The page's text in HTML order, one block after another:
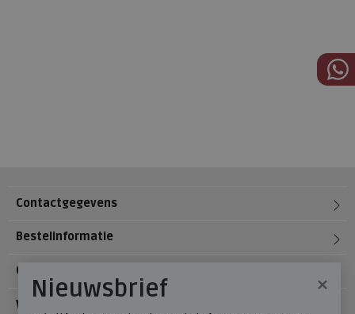
Contactgegevens
Bestelinformatie
Over Meijerink Schoenen
Voetzorg
×
Nieuwsbrief